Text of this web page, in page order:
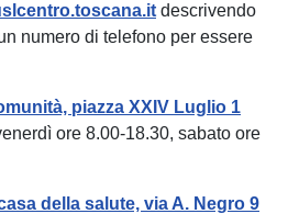
descrivendo
numero di telefono per essere
piazza XXIV Luglio 1
ore 8.00-18.30, sabato ore
della salute, via A. Negro 9